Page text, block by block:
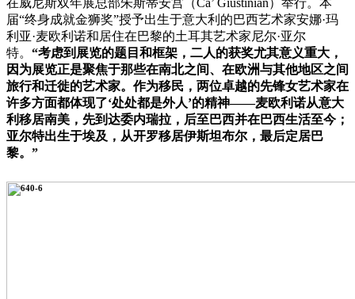
在威尼斯双年展总部朱斯蒂安宫（Ca’ Giustinian）举行。本
届“终身成就金狮奖”授予出生于意大利的巴西艺术家安娜·玛
利亚·麦欧利诺和居住在巴黎的土耳其艺术家尼尔·亚尔
特。 “考虑到展览的题目和框架，二人的获奖尤其意义重大，
因为展览正是聚焦于那些在南北之间、在欧洲与其他地区之间
旅行和迁徙的艺术家。作为移民，两位卓越的先锋女艺术家在
许多方面都体现了‘处处都是外人’的精神——麦欧利诺从意大
利移居南美，先到达委内瑞拉，后至巴西并在巴西生活至今；
亚尔特出生于埃及，从开罗移居伊斯坦布尔，最后定居巴
黎。”